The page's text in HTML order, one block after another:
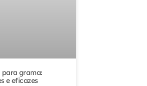
para grama:
e eficazes